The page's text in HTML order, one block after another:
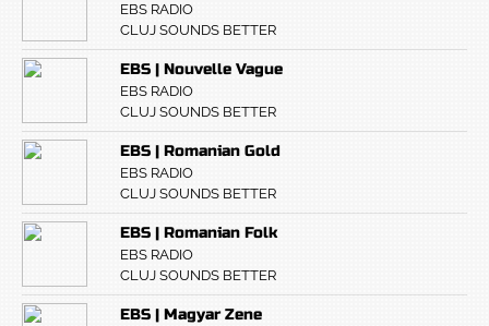
EBS RADIO
CLUJ SOUNDS BETTER
EBS | Nouvelle Vague
EBS RADIO
CLUJ SOUNDS BETTER
EBS | Romanian Gold
EBS RADIO
CLUJ SOUNDS BETTER
EBS | Romanian Folk
EBS RADIO
CLUJ SOUNDS BETTER
EBS | Magyar Zene